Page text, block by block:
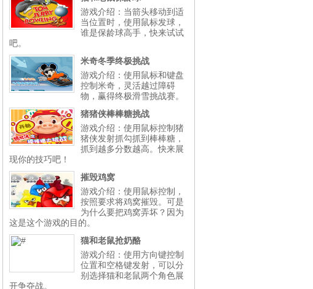
游戏介绍：当箭头移动到适
当位置时，使用鼠标发球，
谁是保龄球高手，快来试试
吧。
米奇冬季终极挑战
游戏介绍：使用鼠标和键盘
控制米奇，灵活越过障碍
物，赢得终极滑雪挑战赛。
猪猪侠棒棒糖挑战
游戏介绍：使用鼠标控制猪
猪侠发射抓勾抓到棒棒糖，
抓到越多分数越高。快来展
现你的技巧吧！
摧毁鸡窝
游戏介绍：使用鼠标控制，
按照要求将鸡窝摧毁。可是
为什么要把鸡窝弄坏？因为
这是这个游戏的目的。
猫和老鼠抢奶酪
游戏介绍：使用方向键控制
位置和空格键发射，可以分
别选择猫和老鼠两个角色展
开争夺战。